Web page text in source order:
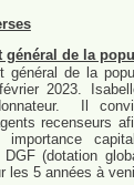
général de la
général de la
2023.
Il
recenseurs
DGF (dotation
les 5 années à